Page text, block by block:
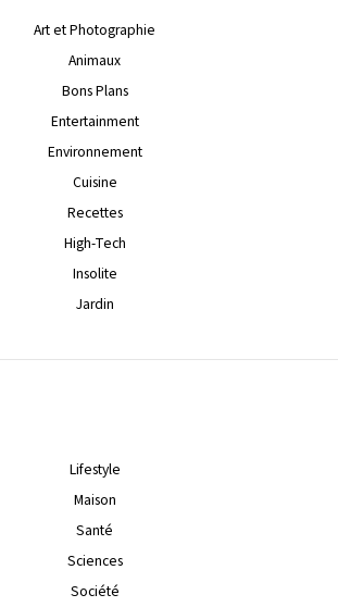
Art et Photographie
Animaux
Bons Plans
Entertainment
Environnement
Cuisine
Recettes
High-Tech
Insolite
Jardin
Lifestyle
Maison
Santé
Sciences
Société